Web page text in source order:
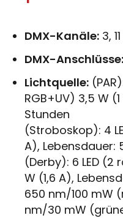
DMX-Kanäle: 3,
DMX-Anschlüsse:
Lichtquelle:
RGB+UV) 3,5 W
Stunden
(Stroboskop): 4
A), Lebensdauer:
(Derby): 6 LED
W (1,6 A),
650 nm/100 mW
nm/30 mW